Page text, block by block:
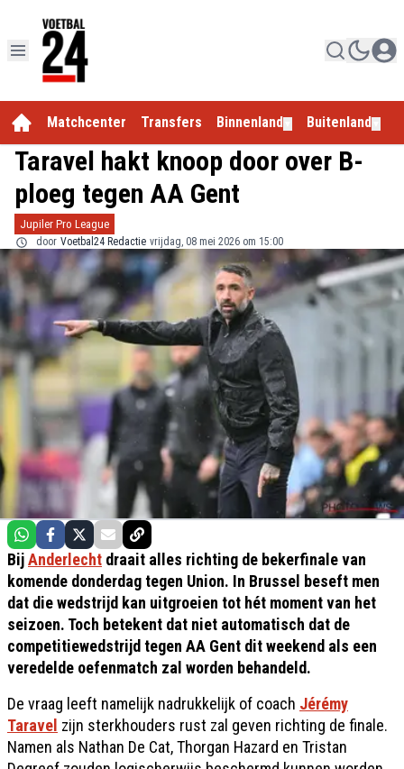
Matchcenter Transfers Binnenland Buitenland
Taravel hakt knoop door over B-
ploeg tegen AA Gent
Jupiler Pro League
door Voetbal24 Redactie vrijdag, 08 mei 2026 om 15:00
BijAnderlecht draait alles richting de bekerfinale van
komende donderdag tegen Union. In Brussel beseft men
dat die wedstrijd kan uitgroeien tot hét moment van het
seizoen. Toch betekent dat niet automatisch dat de
competitiewedstrijd tegen AA Gent dit weekend als een
veredelde oefenmatch zal worden behandeld.
De vraag leeft namelijk nadrukkelijk of coach Jérémy
Taravel zijn sterkhouders rust zal geven richting de finale.
Namen als Nathan De Cat, Thorgan Hazard en Tristan